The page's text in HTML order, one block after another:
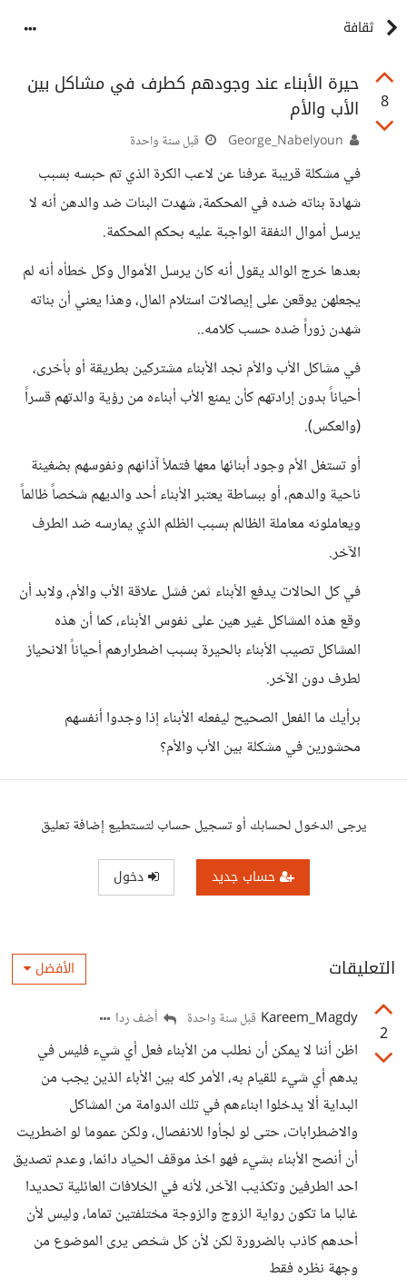
ثقافة
8
حيرة الأبناء عند وجودهم كطرف في مشاكل بين
الأب والأم
قبل سنة واحدة
في مشكلة قريبة عرفنا عن لاعب الكرة الذي تم حبسه بسبب
شهادة بناته ضده في المحكمة، شهدت البنات ضد والدهن أنه لا
يرسل أموال النفقة الواجبة عليه بحكم المحكمة.
بعدها خرج الوالد يقول أنه كان يرسل الأموال وكل خطأه أنه لم
يجعلهن يوقعن على إيصالات استلام المال، وهذا يعني أن بناته
شهدن زوراً ضده حسب كلامه..
في مشاكل الأب والأم نجد الأبناء مشتركين بطريقة أو بأخرى،
أحياناً بدون إرادتهم كأن يمنع الأب أبناءه من رؤية والدتهم قسراً
(والعكس).
أو تستغل الأم وجود أبنائها معها فتملأ آذانهم ونفوسهم بضغينة
ناحية والدهم، أو ببساطة يعتبر الأبناء أحد والديهم شخصاً ظالماً
ويعاملونه معاملة الظالم بسبب الظلم الذي يمارسه ضد الطرف
الآخر.
في كل الحالات يدفع الأبناء ثمن فشل علاقة الأب والأم، ولابد أن
وقع هذه المشاكل غير هين على نفوس الأبناء، كما أن هذه
المشاكل تصيب الأبناء بالحيرة بسبب اضطرارهم أحياناً الانحياز
لطرف دون الآخر.
برأيك ما الفعل الصحيح ليفعله الأبناء إذا وجدوا أنفسهم
محشورين في مشكلة بين الأب والأم؟
يرجى الدخول لحسابك أو تسجيل حساب لتستطيع إضافة تعليق
حساب جديد دخول
التعليقات الأفضل
2
Kareem_Magdy قبل سنة واحدة أضف ردا
اظن أننا لا يمكن أن نطلب من الأبناء فعل أي شيء فليس في
يدهم أي شيء للقيام به، الأمر كله بين الأباء الذين يجب من
البداية ألا يدخلوا ابناءهم في تلك الدوامة من المشاكل
والاضطرابات، حتى لو لجأوا للانفصال، ولكن عموما لو اضطريت
أن أنصح الأبناء بشيء فهو اخذ موقف الحياد دائما، وعدم تصديق
احد الطرفين وتكذيب الآخر، لأنه في الخلافات العائلية تحديدا
غالبا ما تكون رواية الزوج والزوجة مختلفتين تماما، وليس لأن
أحدهم كاذب بالضرورة لكن لأن كل شخص يرى الموضوع من
وجهة نظره فقط